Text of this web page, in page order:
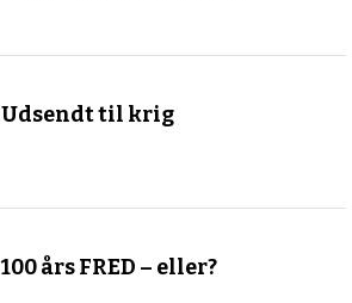
Udsendt til krig
100 års FRED – eller?